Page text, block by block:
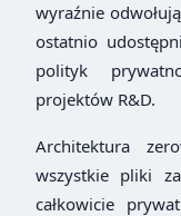
wyraźnie
ostatnio
polityk
projektów R&D.
Architektura
wszystkie pliki
całkowicie